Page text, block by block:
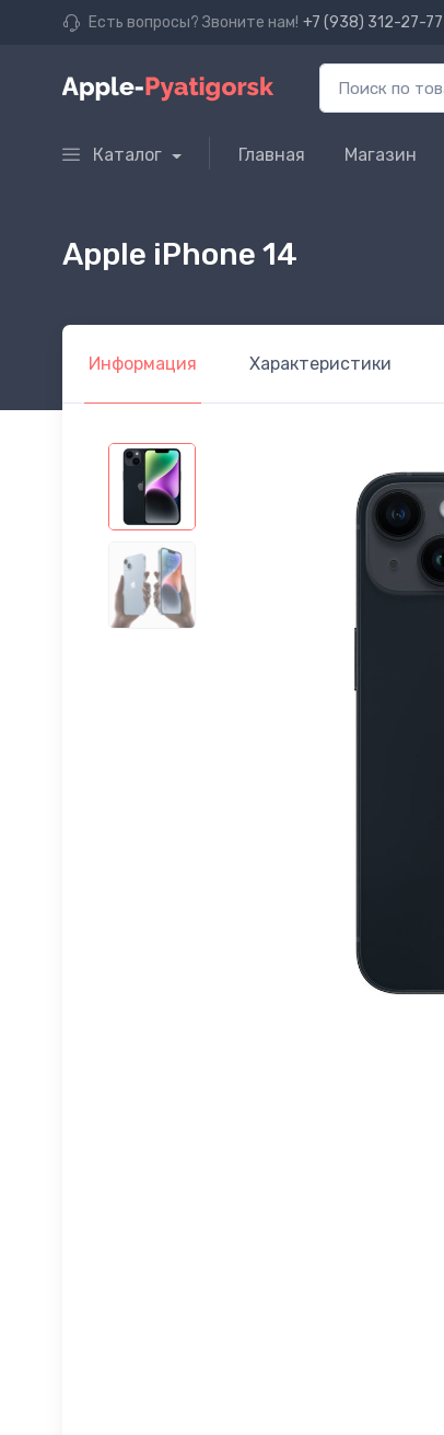
Есть вопросы? Звоните нам! +7 (938) 312-27-77
Каталог Главная Магазин
Apple iPhone 14
Информация Характеристики